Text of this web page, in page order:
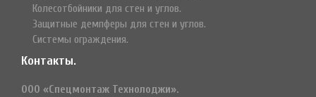
Колесотбойники для стен и углов.
Защитные демпферы для стен и углов.
Системы ограждения.
Контакты.
ООО «Спецмонтаж Технолоджи».